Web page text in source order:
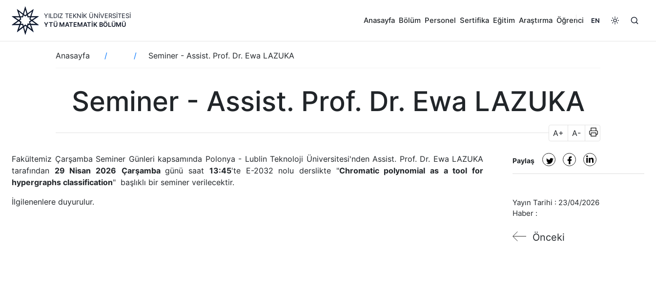
içeriğe
YILDIZ TEKNİK ÜNİVERSİTESİ
YTÜ MATEMATIK BÖLÜMÜ
Anasayfa Bölüm Personel Sertifika Eğitim Araştırma Öğrenci EN
Sayfa
yolu
Anasayfa Seminer - Assist. Prof. Dr. Ewa LAZUKA
Seminer - Assist. Prof. Dr. Ewa LAZUKA
A+ A-
Fakültemiz Çarşamba Seminer Günleri kapsamında Polonya - Lublin Teknoloji Üniversitesi'nden Assist. Prof. Dr. Ewa LAZUKA
tarafından 29 Nisan 2026 Çarşambagünü saat 13:45'te E-2032 nolu derslikte "Chromatic polynomial as a tool for
hypergraphs classification" başlıklı bir seminer verilecektir.
İlgilenenlere duyurulur.
Paylaş
Yayın Tarihi : 23/04/2026
Haber :
Önceki